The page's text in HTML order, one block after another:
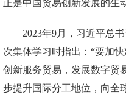
正是中国贸易创新发展的生
2023年9月，习近平总
次集体学习时指出：“要加
创新服务贸易，发展数字贸
步提升国际分工地位，向全